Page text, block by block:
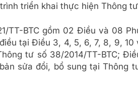
triển khai thực hiện Thông
TT-BTC gồm 02 Điều và 08
tại Điều 3, 4, 5, 6, 7, 8, 9,
tư số 38/2014/TT-BTC;
sửa đổi, bổ sung tại Thông